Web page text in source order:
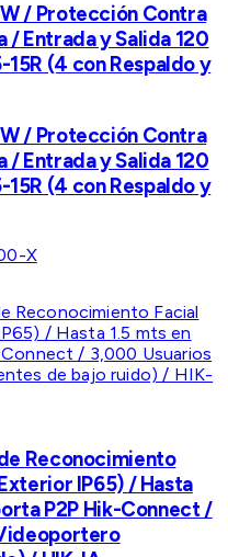
/ Protección Contra
Entrada y Salida 120
15R (4 con Respaldo y
/ Protección Contra
Entrada y Salida 120
15R (4 con Respaldo y
X
Reconocimiento
IP65) / Hasta
P2P Hik-Connect /